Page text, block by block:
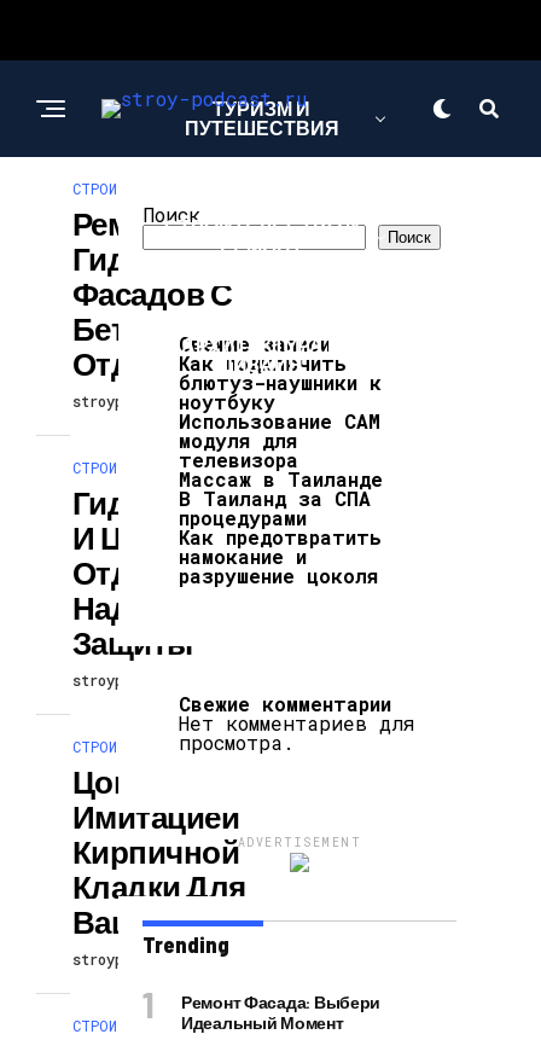
ТУРИЗМ И
ПУТЕШЕСТВИЯ
СТРОИТЕЛЬСТВО И
РЕМОНТ
АРХИТЕКТУРА И
ДИЗАЙН
СТРОИТЕЛЬСТВО И РЕМОНТ
Ремонт
Гидроизоляции
Фасадов С
Бетонной
Отделкой
stroypodcast 04.05.2026
СТРОИТЕЛЬСТВО И РЕМОНТ
Гидроизоляция
И Цокольная
Отделка Для
Надежности И
Защиты
stroypodcast
СТРОИТЕЛЬСТВО И РЕМОНТ
Цоколь С
Имитацией
Кирпичной
Кладки Для
Вашего Дома
stroypodcast 04.05.2026
СТРОИТЕЛЬСТВО И РЕМОНТ
Поиск
Поиск
Свежие записи
Как подключить
блютуз-наушники к
ноутбуку
Использование CAM
модуля для
телевизора
Массаж в Таиланде
В Таиланд за СПА
процедурами
Как предотвратить
намокание и
разрушение цоколя
Свежие комментарии
Нет комментариев для
просмотра.
ADVERTISEMENT
Trending
Ремонт Фасада: Выбери
Идеальный Момент